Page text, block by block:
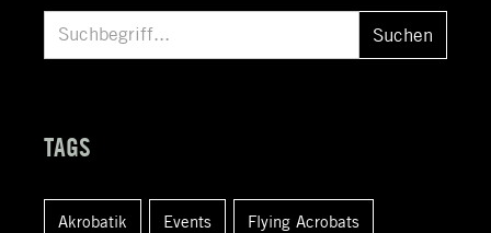
u
e
Suchen
TAGS
Akrobatik Events Flying Acrobats